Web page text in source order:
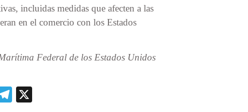
incluidas medidas que afecten a las
en el comercio con los Estados
Federal de los Estados Unidos
Telegram